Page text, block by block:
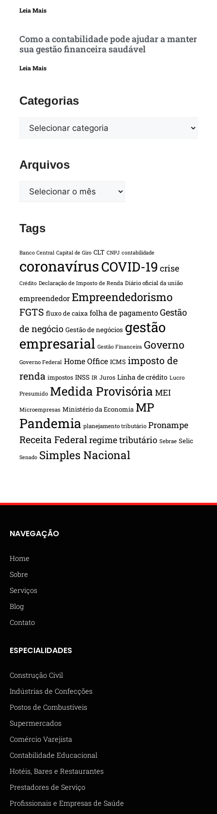
Leia Mais
Como a contabilidade pode ajudar a manter
sua gestão financeira saudável
Leia Mais
Categorias
Arquivos
Tags
Banco Central Capital de Giro CLT CNPJ contabilidade
coronavírusCOVID-19 crise
Crédito Declaração de Imposto de Renda Diário oficial da união
empreendedor Empreendedorismo
FGTS fluxo de caixa folha de pagamento Gestão
de negócio Gestão de negócios gestão
empresarial Gestão Financeira Governo
Governo Federal Home Office ICMS imposto de
renda impostos INSS IR Juros Linha de crédito Lucro
Presumido Medida Provisória MEI
Microempresas Ministério da Economia MP
Pandemia planejamento tributário Pronampe
Receita Federalregime tributário Sebrae Selic
Senado Simples Nacional
NAVEGAÇÃO
Home
Sobre
Serviços
Blog
Contato
ESPECIALIDADES
Construção Civil
Indústrias de Confecções
Postos de Combustíveis
Supermercados
Comércio Varejista
Contabilidade Educacional
Hotéis, Bares e Restaurantes
Prestadores de Serviço
Profissionais e Empresas de Saúde